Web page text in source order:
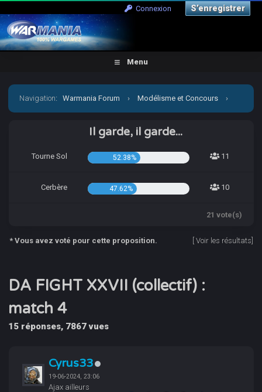
Connexion S’enregistrer
Menu
Navigation:Warmania Forum › Modélisme et Concours ›
DA FIGHT XXVII (collectif) : match 4
Il garde, il garde...
Tourne Sol 52.38% 11
Cerbère 47.62% 10
21 vote(s)
* Vous avez voté pour cette proposition. Voir les résultats
DA FIGHT XXVII (collectif) :
match 4
15 réponses, 7867 vues
Cyrus33
19-06-2024, 23:06
Ajax ailleurs